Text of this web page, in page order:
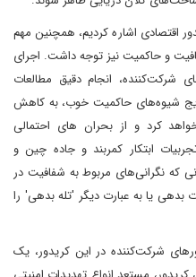
اقتصادی اشاره کردیم، همچنین مهم
و حاکمیت نیز توجه داشت. اجرای
شرکت‌کننده، انجام دقیق مطالعات
شیوه‌های حاکمیت خوب، به کاهش
کرد و از بحران های احتمالی
ابتکار کمربند و جاده چین و
که نگرانی‌های مربوط به شفافیت در
بدهی یا به عبارت دیگر 'تله بدهی' را
شرکت‌کننده در این کریدور، یک